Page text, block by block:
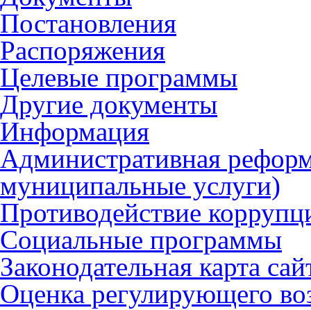
Постановления
Распоряжения
Целевые программы
Другие документы
Информация
Административная
муниципальные услуги)
Противодействие
Социальные программы
Законодательная карта
Оценка регулирующего